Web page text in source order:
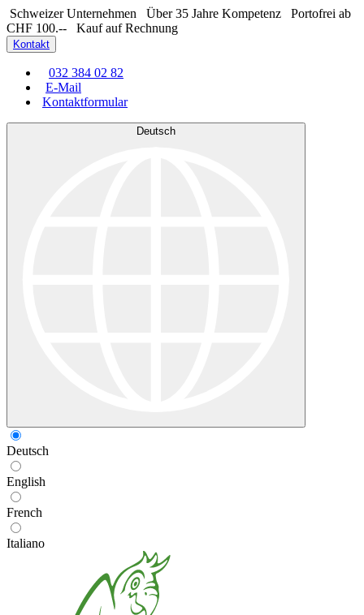
Schweizer Unternehmen Über 35 Jahre Kompetenz
Portofrei ab
CHF 100.--
Kauf auf Rechnung
Kontakt
032 384 02 82
E-Mail
Kontaktformular
Deutsch
Deutsch
English
French
Italiano